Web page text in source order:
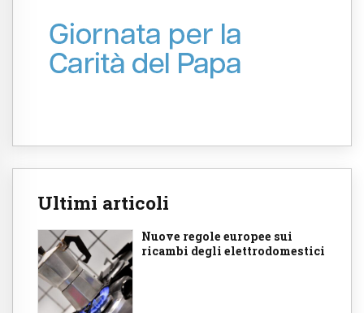
Ultimi articoli
Nuove regole europee sui
ricambi degli elettrodomestici